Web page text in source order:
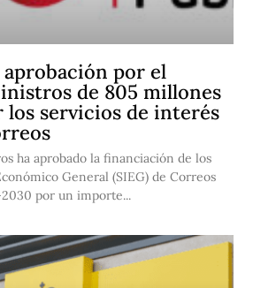
aprobación por el
de 805 millones
los servicios de interés
ha aprobado la financiación de los
General (SIEG) de Correos
por un importe...